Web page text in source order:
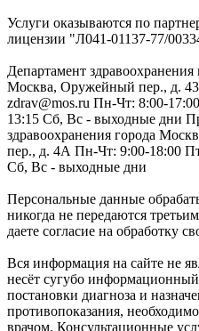
Услуги оказываются по
лицензии "Л041-01137-77/
Департамент
Москва, Оружейный пер., д.
zdrav@mos.ru Пн-Чт: 8:00-
13:15 Сб, Вс - выходные дни
здравоохранения города
пер., д. 4А Пн-Чт: 9:00-18:00
Сб, Вс - выходные дни
Персональные данные
никогда не передаются
даете согласие на обработку
Вся информация на сайте не
несёт сугубо
постановки диагноза и
противопоказания,
врачом. Консультационные